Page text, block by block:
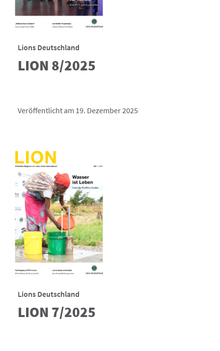
Lions Deutschland
LION 8/2025
Veröffentlicht am 19. Dezember 2025
Lions Deutschland
LION 7/2025